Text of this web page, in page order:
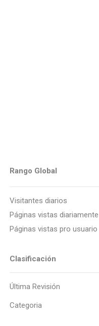
Rango Global
Visitantes diarios
Páginas vistas diariamente
Páginas vistas pro usuario
Clasificación
Última Revisión
Categoria